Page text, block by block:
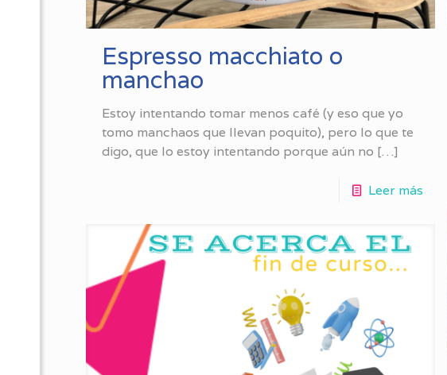
Espresso macchiato o
manchao
Estoy intentando tomar menos café (y eso que yo
tomo manchaos que llevan poquito), pero lo que te
digo, que lo estoy intentando porque aún no […]
Leer más